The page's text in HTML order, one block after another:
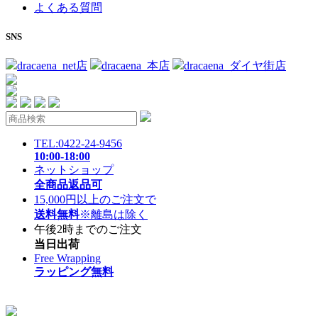
よくある質問
SNS
dracaena_net店 dracaena_本店 dracaena_ダイヤ街店
TEL:0422-24-9456
10:00-18:00
ネットショップ
全商品返品可
15,000円以上のご注文で
送料無料※離島は除く
午後2時までのご注文
当日出荷
Free Wrapping
ラッピング無料